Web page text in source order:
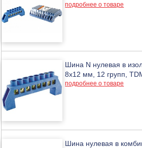
подробнее о товаре
Шина N нулевая в
8х12 мм, 12 групп,
подробнее о товаре
Шина нулевая в